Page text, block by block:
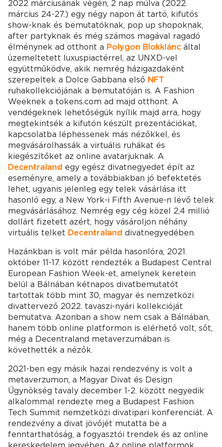
2022 márciusának végén, 2 nap múlva (2022.
március 24-27.) egy négy napon át tartó, kifutós
show-knak és bemutatóknak, pop up shopoknak,
after partyknak és még számos magával ragadó
élménynek ad otthont a Polygon Blokklánc által
üzemeltetett luxuspiactérrel, az UNXD-vel
együttműködve, akik nemrég házigazdaként
szerepeltek a Dolce Gabbana első NFT
ruhakollekciójának a bemutatóján is. A Fashion
Weeknek a tokens.com ad majd otthont. A
vendégeknek lehetőségük nyílik majd arra, hogy
megtekintsék a kifutón készült prezentációkat,
kapcsolatba léphessenek más nézőkkel, és
megvásárolhassák a virtuális ruhákat és
kiegészítőket az online avatarjuknak. A
Decentraland egy egész divatnegyedet épít az
eseményre, amely a továbbiakban jó befektetés
lehet, ugyanis jelenleg egy telek vásárlása itt
hasonló egy, a New York-i Fifth Avenue-n lévő telek
megvásárlásához. Nemrég egy cég közel 2,4 millió
dollárt fizetett azért, hogy vásároljon néhány
virtuális telket Decentraland divatnegyedében.
Hazánkban is volt már példa hasonlóra, 2021.
október 11-17. között rendezték a Budapest Central
European Fashion Week-et, amelynek keretein
belül a Bálnában kétnapos divatbemutatót
tartottak több mint 30, magyar és nemzetközi
divattervező 2022. tavaszi-nyári kollekcióját
bemutatva. Azonban a show nem csak a Bálnában,
hanem több online platformon is elérhető volt, sőt,
még a Decentraland metaverzumában is
követhették a nézők.
2021-ben egy másik hazai rendezvény is volt a
metaverzumon, a Magyar Divat és Design
Ügynökség tavaly december 1-2. között negyedik
alkalommal rendezte meg a Budapest Fashion
Tech Summit nemzetközi divatipari konferenciát. A
rendezvény a divat jövőjét mutatta be a
fenntarthatóság, a fogyasztói trendek és az online